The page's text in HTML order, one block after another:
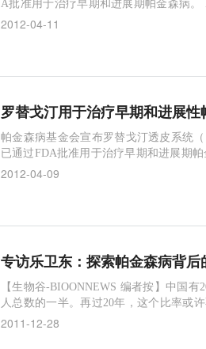
A批准用于治疗早期和进展期帕金森病。 Neupro是多巴胺受体激动剂，以皮肤贴片的
形式持续给药，在2007年被批准作为治
2012-04-11
罗替戈汀用于治疗早期和进展
帕金森病基金会宣布罗替戈汀透皮系统（
已通过FDA批准用于治疗早期和进展期
肤贴片的形式持续给药，在2007年被批
2012-04-09
专访乐卫东：探索帕金森病背后
【生物谷-BIOONNEWS 编者按】中国
人总数的一半。再过20年，这个比率或
医生们依然对帕金森感到无力，科研工
2011-12-28